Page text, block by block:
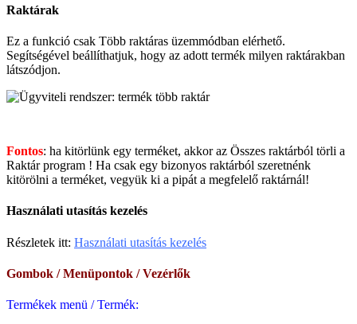
Raktárak
Ez a funkció csak Több raktáras üzemmódban elérhető.
Segítségével beállíthatjuk, hogy az adott termék milyen raktárakban
látszódjon.
Fontos: ha kitörlünk egy terméket, akkor az Összes raktárból törli a
Raktár program ! Ha csak egy bizonyos raktárból szeretnénk
kitörölni a terméket, vegyük ki a pipát a megfelelő raktárnál!
Használati utasítás kezelés
Részletek itt: Használati utasítás kezelés
Gombok / Menüpontok / Vezérlők
Termékek menü / Termék: